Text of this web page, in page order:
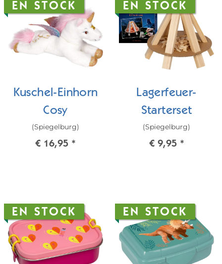
EN STOCK
Kuschel-Einhorn
Cosy
(Spiegelburg)
€ 16,95 *
EN STOCK
Lagerfeuer-
Starterset
(Spiegelburg)
€ 9,95 *
EN STOCK EN STOCK